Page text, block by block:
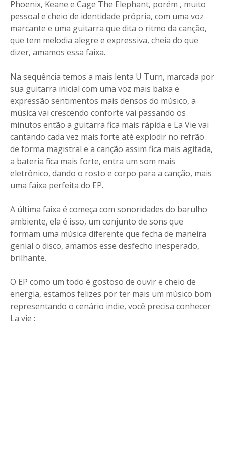
Phoenix, Keane e Cage The Elephant, porém , muito
pessoal e cheio de identidade própria, com uma voz
marcante e uma guitarra que dita o ritmo da canção,
que tem melodia alegre e expressiva, cheia do que
dizer, amamos essa faixa.
Na sequência temos a mais lenta U Turn, marcada por
sua guitarra inicial com uma voz mais baixa e
expressão sentimentos mais densos do músico, a
música vai crescendo conforte vai passando os
minutos então a guitarra fica mais rápida e La Vie vai
cantando cada vez mais forte até explodir no refrão
de forma magistral e a canção assim fica mais agitada,
a bateria fica mais forte, entra um som mais
eletrônico, dando o rosto e corpo para a canção, mais
uma faixa perfeita do EP.
A última faixa é começa com sonoridades do barulho
ambiente, ela é isso, um conjunto de sons que
formam uma música diferente que fecha de maneira
genial o disco, amamos esse desfecho inesperado,
brilhante.
O EP como um todo é gostoso de ouvir e cheio de
energia, estamos felizes por ter mais um músico bom
representando o cenário indie, você precisa conhecer
La vie :